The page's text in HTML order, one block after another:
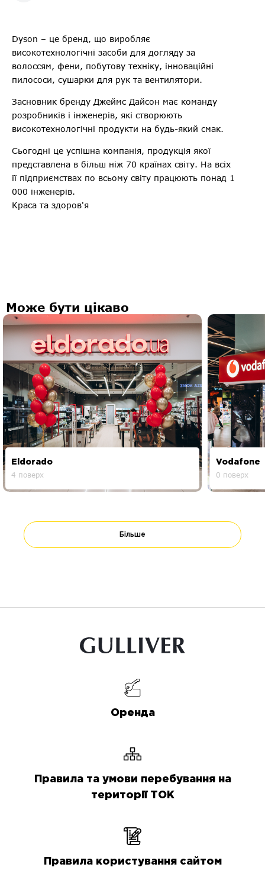
Dyson – це бренд, що виробляє
високотехнологічні засоби для догляду за
волоссям, фени, побутову техніку, інноваційні
пилососи, сушарки для рук та вентилятори.
Засновник бренду Джеймс Дайсон має команду
розробників і інженерів, які створюють
високотехнологічні продукти на будь-який смак.
Сьогодні це успішна компанія, продукція якої
представлена в більш ніж 70 країнах світу. На всіх
її підприємствах по всьому світу працюють понад 1
000 інженерів.
Краса та здоров'я
Може бути цікаво
Eldorado
4 поверх
Vodafone
0 поверх
Більше
Оренда
Правила та умови перебування на
території ТОК
Правила користування сайтом